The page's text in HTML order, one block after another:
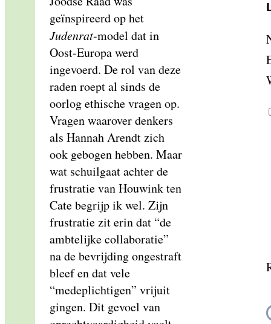
geïnspireerd op het
Judenrat-model dat in
Oost-Europa werd
ingevoerd. De rol van deze
raden roept al sinds de
oorlog ethische vragen op.
Vragen waarover denkers
als Hannah Arendt zich
ook gebogen hebben. Maar
wat schuilgaat achter de
frustratie van Houwink ten
Cate begrijp ik wel. Zijn
frustratie zit erin dat “de
ambtelijke collaboratie”
na de bevrijding ongestraft
bleef en dat vele
“medeplichtigen” vrijuit
gingen. Dit gevoel van